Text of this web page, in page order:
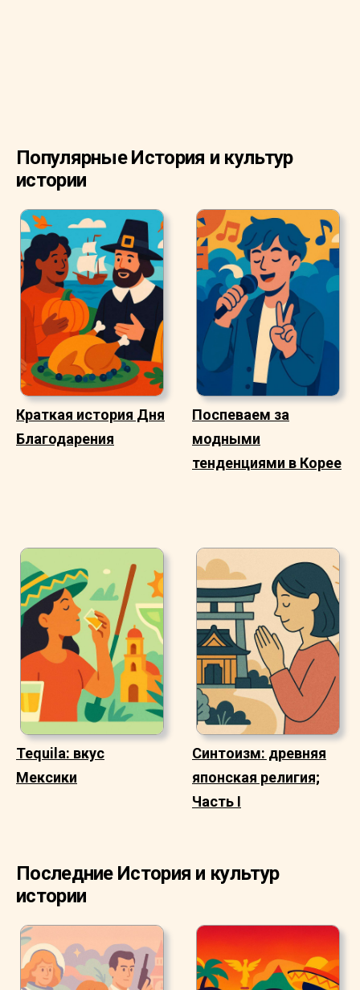
Популярные История и культур
истории
Краткая история Дня
Благодарения
Поспеваем за
модными
тенденциями в Корее
Tequila: вкус
Мексики
Синтоизм: древняя
японская религия;
Часть I
Последние История и культур
истории